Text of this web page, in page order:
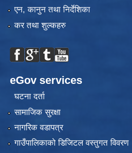
एन, कानुन तथा निर्देशिका
कर तथा शुल्कहरु
eGov services
घटना दर्ता
सामाजिक सुरक्षा
नागरिक वडापत्र
गाउँपालिकाको डिजिटल वस्तुगत विवरण